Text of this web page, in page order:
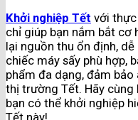
Khởi nghiệp Tết với
chỉ giúp bạn nắm bắt cơ
lại nguồn thu ổn định,
chiếc máy sấy phù hợp,
phẩm đa dạng, đảm
thị trường Tết. Hãy cùng
bạn có thể khởi nghiệp